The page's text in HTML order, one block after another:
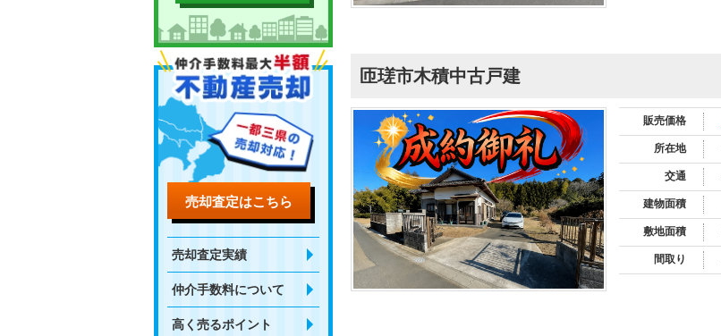
匝瑳市木積中古戸建
販売価格
所在地
交通
建物面積
敷地面積
間取り
売却査定はこちら
売却査定実績
仲介手数料について
高く売るポイント